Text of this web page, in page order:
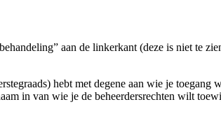
aan de linkerkant (deze is niet te
hebt met degene aan wie je toegang
in van wie je de beheerdersrechten wilt